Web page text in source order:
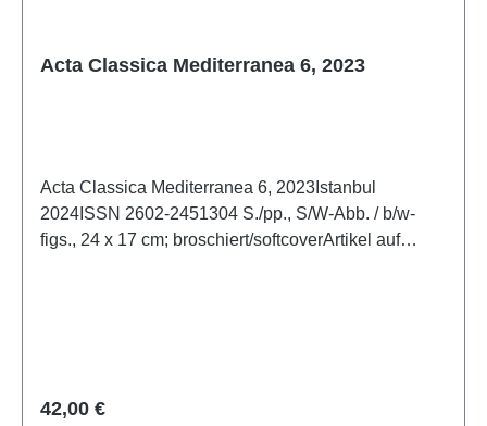
Acta Classica Mediterranea 6, 2023
Acta Classica Mediterranea 6, 2023Istanbul
2024ISSN 2602-2451304 S./pp., S/W-Abb. / b/w-
figs., 24 x 17 cm; broschiert/softcoverArtikel auf
Regulärer Preis:
42,00 €